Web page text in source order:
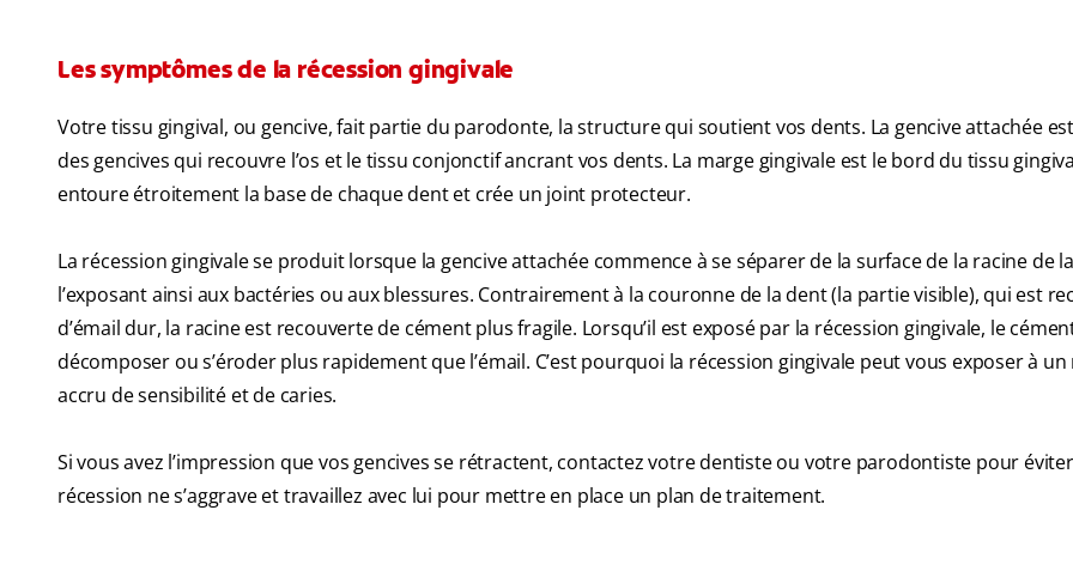
Les symptômes de la récession gingivale
Votre tissu gingival, ou gencive, fait partie du parodonte, la structure qui soutient vos dents. La gencive attachée
des gencives qui recouvre l’os et le tissu conjonctif ancrant vos dents. La marge gingivale est le bord du tissu
entoure étroitement la base de chaque dent et crée un joint protecteur.
La récession gingivale se produit lorsque la gencive attachée commence à se séparer de la surface de la racine de
l’exposant ainsi aux bactéries ou aux blessures. Contrairement à la couronne de la dent (la partie visible), qui est
d’émail dur, la racine est recouverte de cément plus fragile. Lorsqu’il est exposé par la récession gingivale, le
décomposer ou s’éroder plus rapidement que l’émail. C’est pourquoi la récession gingivale peut vous exposer à
accru de sensibilité et de caries.
Si vous avez l’impression que vos gencives se rétractent, contactez votre dentiste ou votre parodontiste pour
récession ne s’aggrave et travaillez avec lui pour mettre en place un plan de traitement.